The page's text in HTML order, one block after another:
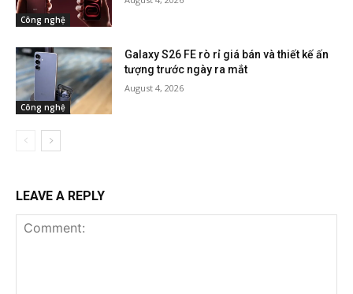
Công nghệ
Công nghệ
Galaxy S26 FE rò rỉ giá bán và thiết kế ấn
tượng trước ngày ra mắt
August 4, 2026
LEAVE A REPLY